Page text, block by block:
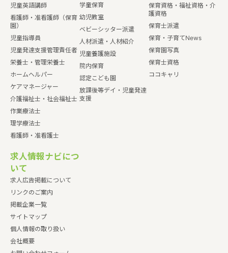
児童英語講師
看護師・准看護師（保育
園）
児童指導員
児童発達支援管理責任者
栄養士・管理栄養士
ホームヘルパー
ケアマネージャー
介護福祉士・社会福祉士
作業療法士
理学療法士
看護師・准看護士
学童保育
幼児教室
ベビーシッター派遣
人材派遣・人材紹介
児童養護施設
院内保育
認定こども園
放課後等デイ・児童発達
支援
保育資格・福祉資格・介
護資格
保育士派遣
保育・子育てNews
保育園写真
保育士資格
ココキャリ
求人情報ナビにつ
いて
求人広告掲載について
リンクのご案内
掲載企業一覧
サイトマップ
個人情報の取り扱い
会社概要